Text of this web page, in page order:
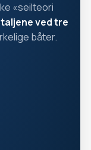
«seilteori
ved tre
båter.